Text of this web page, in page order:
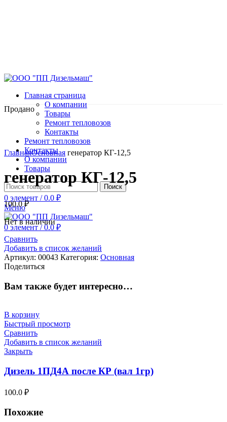
Главная страница
О компании
Товары
Ремонт тепловозов
Контакты
Ремонт тепловозов
Контакты
О компании
Товары
Поиск
0 элемент / 0.0 ₽
Меню
0элемент / 0.0₽
Продано
Нажмите, чтобы увеличить
ГлавнаяОсновная генератор КГ-12,5
генератор КГ-12,5
100.0₽
Нет в наличии
Сравнить
Добавить в список желаний
Артикул: 00043 Категория: Основная
Поделиться
Вам также будет интересно…
В корзину
Быстрый просмотр
Сравнить
Добавить в список желаний
Закрыть
Дизель 1ПД4А после КР (вал 1гр)
100.0 ₽
Похожие